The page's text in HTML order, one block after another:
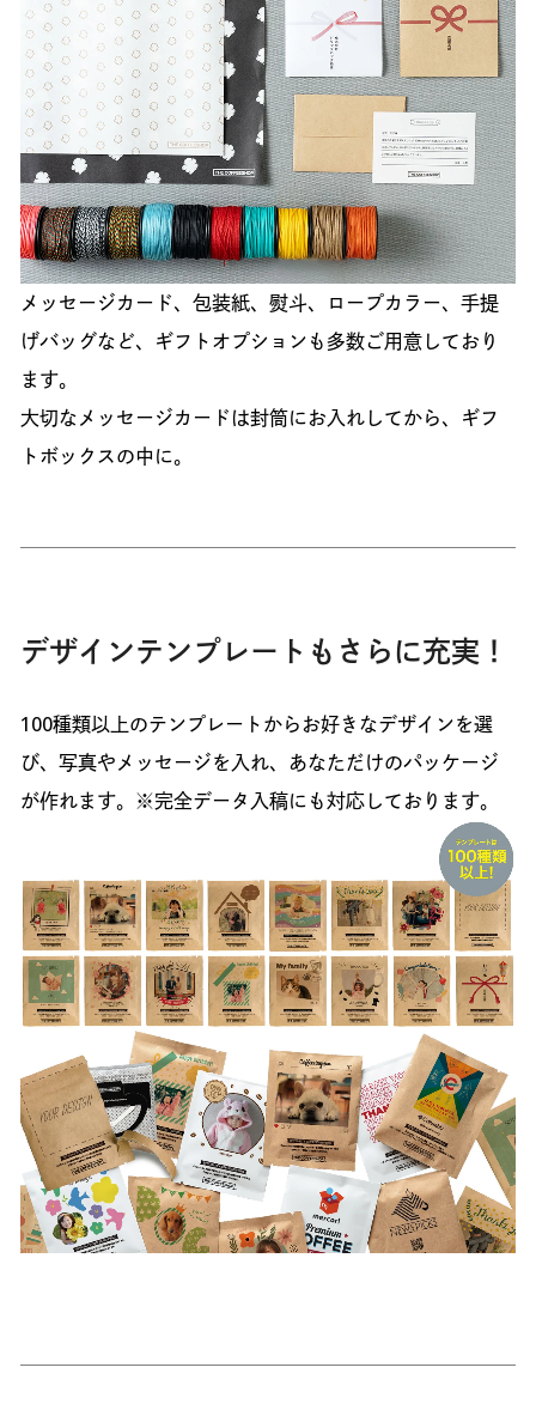
メッセージカード、包装紙、熨斗、ロープカラー、手提
げバッグなど、ギフトオプションも多数ご用意しており
ます。
大切なメッセージカードは封筒にお入れしてから、ギフ
トボックスの中に。
デザインテンプレートもさらに充実！
100種類以上のテンプレートからお好きなデザインを選
び、写真やメッセージを入れ、あなただけのパッケージ
が作れます。※完全データ入稿にも対応しております。